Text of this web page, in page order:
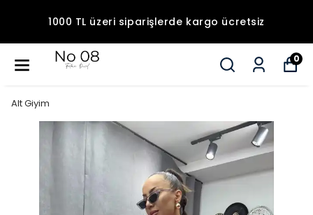
1000 TL üzeri siparişlerde kargo ücretsiz
0
Alt Giyim